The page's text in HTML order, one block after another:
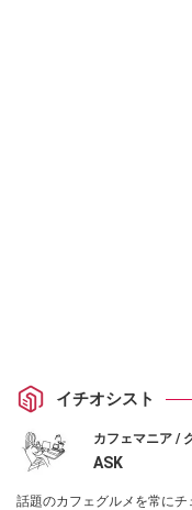
イチオシスト
カフェマニア /
ASK
話題のカフェグルメを常に